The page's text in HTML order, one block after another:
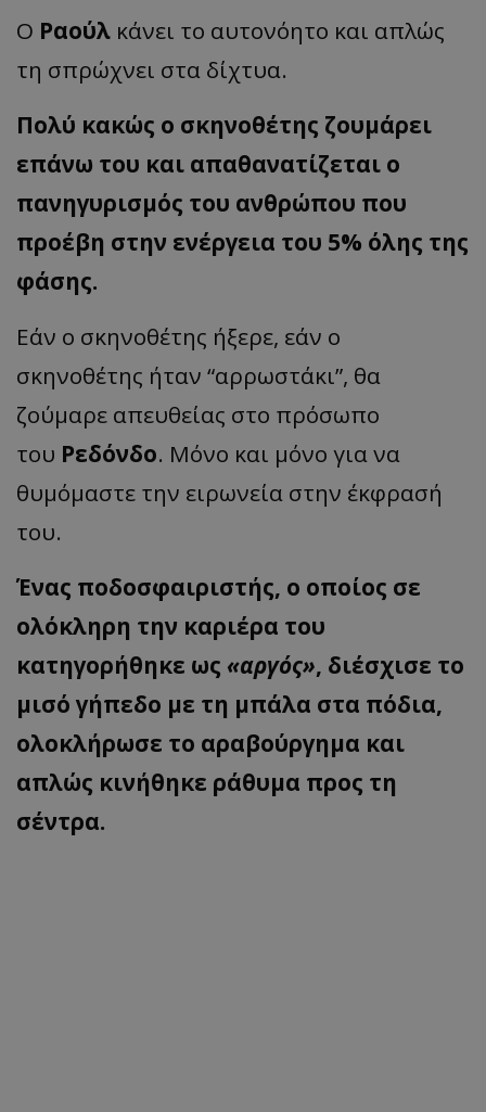
Ο Ραούλ κάνει το αυτονόητο και απλώς
τη σπρώχνει στα δίχτυα.
Πολύ κακώς ο σκηνοθέτης ζουμάρει
επάνω του και απαθανατίζεται ο
πανηγυρισμός του ανθρώπου που
προέβη στην ενέργεια του 5% όλης της
φάσης.
Εάν ο σκηνοθέτης ήξερε, εάν ο
σκηνοθέτης ήταν “αρρωστάκι”, θα
ζούμαρε απευθείας στο πρόσωπο
του Ρεδόνδο. Μόνο και μόνο για να
θυμόμαστε την ειρωνεία στην έκφρασή
του.
Ένας ποδοσφαιριστής, ο οποίος σε
ολόκληρη την καριέρα του
κατηγορήθηκε ως «αργός», διέσχισε το
μισό γήπεδο με τη μπάλα στα πόδια,
ολοκλήρωσε το αραβούργημα και
απλώς κινήθηκε ράθυμα προς τη
σέντρα.